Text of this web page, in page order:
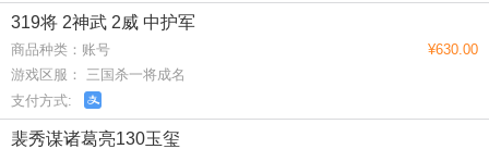
319将 2神武 2威 中护军
商品种类：账号
游戏区服： 三国杀一将成名
支付方式:
¥630.00
裴秀谋诸葛亮130玉玺